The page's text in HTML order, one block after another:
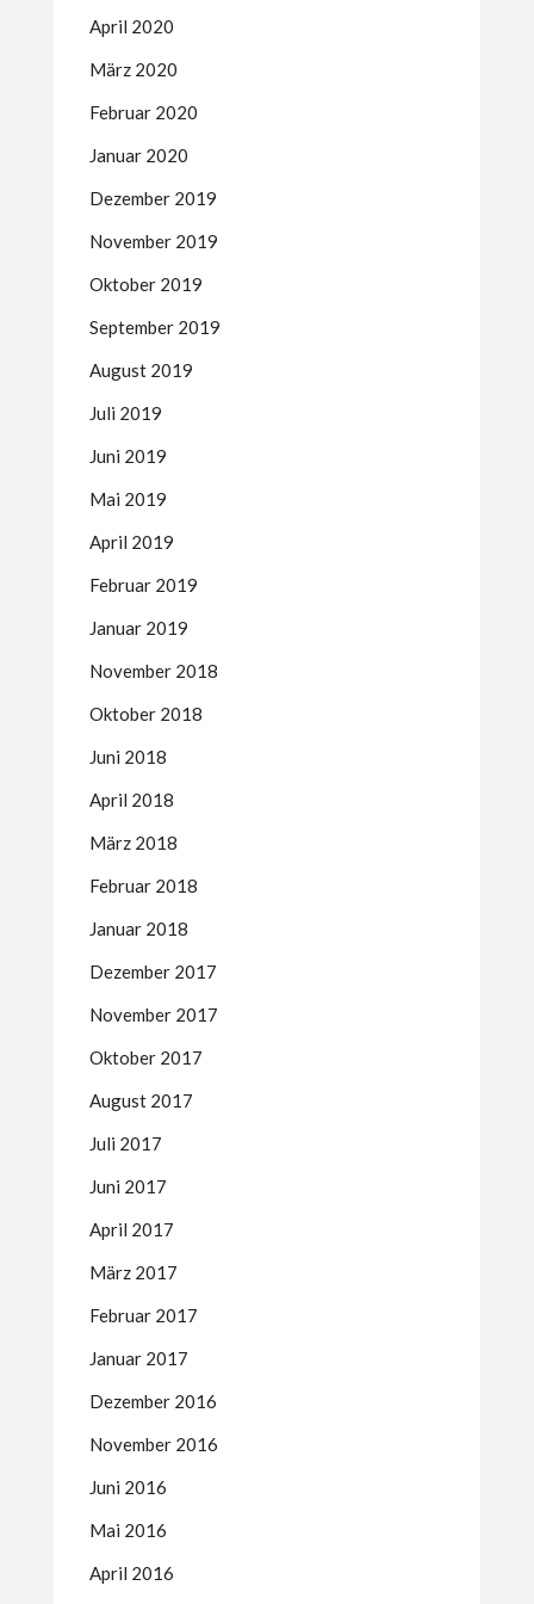
April 2020
März 2020
Februar 2020
Januar 2020
Dezember 2019
November 2019
Oktober 2019
September 2019
August 2019
Juli 2019
Juni 2019
Mai 2019
April 2019
Februar 2019
Januar 2019
November 2018
Oktober 2018
Juni 2018
April 2018
März 2018
Februar 2018
Januar 2018
Dezember 2017
November 2017
Oktober 2017
August 2017
Juli 2017
Juni 2017
April 2017
März 2017
Februar 2017
Januar 2017
Dezember 2016
November 2016
Juni 2016
Mai 2016
April 2016